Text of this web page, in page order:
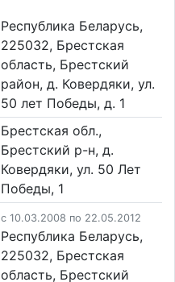
Республика Беларусь,
225032, Брестская
область, Брестский
район, д. Ковердяки, ул.
50 лет Победы, д. 1
Брестская обл.,
Брестский р-н, д.
Ковердяки, ул. 50 Лет
Победы, 1
c 10.03.2008 по 22.05.2012
Республика Беларусь,
225032, Брестская
область, Брестский